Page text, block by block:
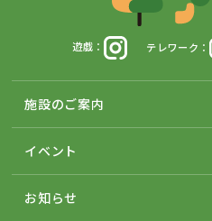
遊戯： テレワーク：
施設のご案内
イベント
お知らせ